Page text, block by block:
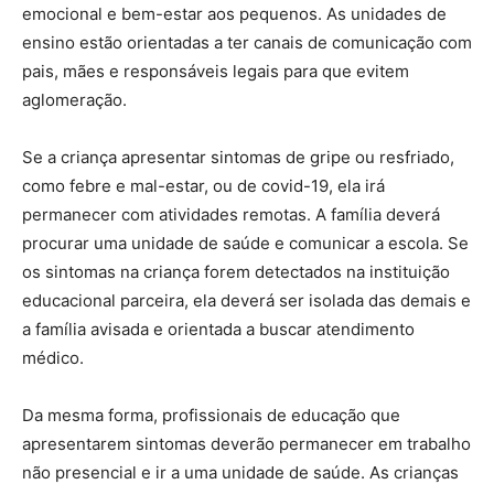
emocional e bem-estar aos pequenos. As unidades de
ensino estão orientadas a ter canais de comunicação com
pais, mães e responsáveis legais para que evitem
aglomeração.
Se a criança apresentar sintomas de gripe ou resfriado,
como febre e mal-estar, ou de covid-19, ela irá
permanecer com atividades remotas. A família deverá
procurar uma unidade de saúde e comunicar a escola. Se
os sintomas na criança forem detectados na instituição
educacional parceira, ela deverá ser isolada das demais e
a família avisada e orientada a buscar atendimento
médico.
Da mesma forma, profissionais de educação que
apresentarem sintomas deverão permanecer em trabalho
não presencial e ir a uma unidade de saúde. As crianças